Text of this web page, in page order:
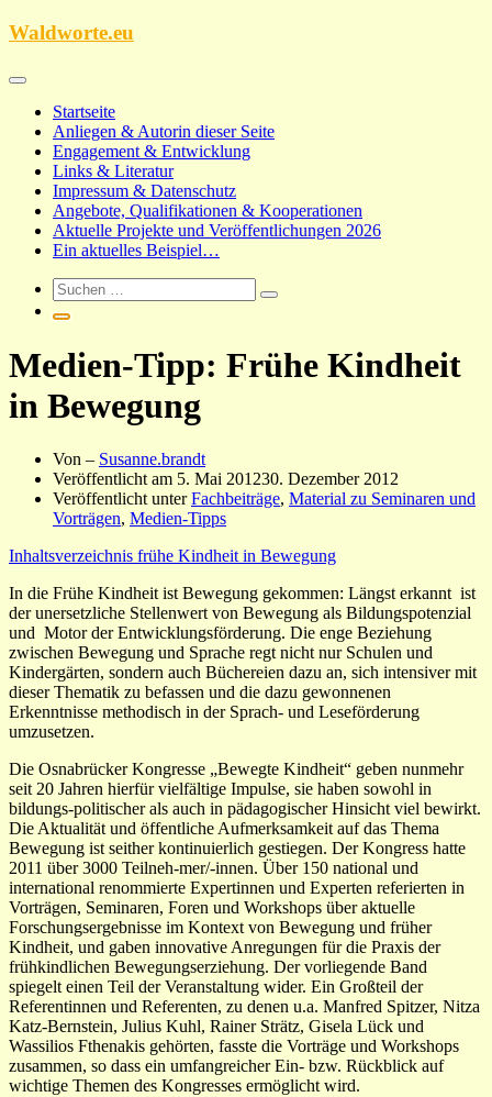
Zum
Waldworte.eu
Startseite
Anliegen & Autorin dieser Seite
Engagement & Entwicklung
Links & Literatur
Impressum & Datenschutz
Angebote, Qualifikationen & Kooperationen
Aktuelle Projekte und Veröffentlichungen 2026
Ein aktuelles Beispiel…
Medien-Tipp: Frühe Kindheit
in Bewegung
Von – Susanne.brandt
Veröffentlicht am 5. Mai 201230. Dezember 2012
Veröffentlicht unterFachbeiträge, Material zu Seminaren und
Vorträgen, Medien-Tipps
Inhaltsverzeichnis frühe Kindheit in Bewegung
In die Frühe Kindheit ist Bewegung gekommen: Längst erkannt ist
der unersetzliche Stellenwert von Bewegung als Bildungspotenzial
und Motor der Entwicklungsförderung. Die enge Beziehung
zwischen Bewegung und Sprache regt nicht nur Schulen und
Kindergärten, sondern auch Büchereien dazu an, sich intensiver mit
dieser Thematik zu befassen und die dazu gewonnenen
Erkenntnisse methodisch in der Sprach- und Leseförderung
umzusetzen.
Die Osnabrücker Kongresse „Bewegte Kindheit“ geben nunmehr
seit 20 Jahren hierfür vielfältige Impulse, sie haben sowohl in
bildungs-politischer als auch in pädagogischer Hinsicht viel bewirkt.
Die Aktualität und öffentliche Aufmerksamkeit auf das Thema
Bewegung ist seither kontinuierlich gestiegen. Der Kongress hatte
2011 über 3000 Teilneh-mer/-innen. Über 150 national und
international renommierte Expertinnen und Experten referierten in
Vorträgen, Seminaren, Foren und Workshops über aktuelle
Forschungsergebnisse im Kontext von Bewegung und früher
Kindheit, und gaben innovative Anregungen für die Praxis der
frühkindlichen Bewegungserziehung. Der vorliegende Band
spiegelt einen Teil der Veranstaltung wider. Ein Großteil der
Referentinnen und Referenten, zu denen u.a. Manfred Spitzer, Nitza
Katz-Bernstein, Julius Kuhl, Rainer Strätz, Gisela Lück und
Wassilios Fthenakis gehörten, fasste die Vorträge und Workshops
zusammen, so dass ein umfangreicher Ein- bzw. Rückblick auf
wichtige Themen des Kongresses ermöglicht wird.